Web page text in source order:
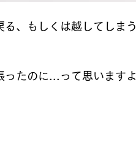
、もしくは越してしまう
ったのに...って思いますよ